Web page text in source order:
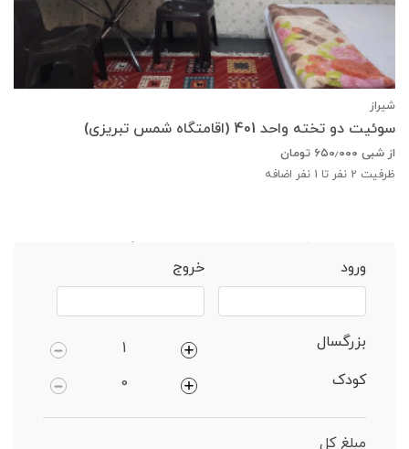
شیراز
سوئیت دو تخته واحد 401 (اقامتگاه شمس تبریزی)
از شبی ۶۵۰٫۰۰۰ تومان
ظرفیت 2 نفر تا 1 نفر اضافه
ورود
خروج
بزرگسال
کودک
مبلغ کل